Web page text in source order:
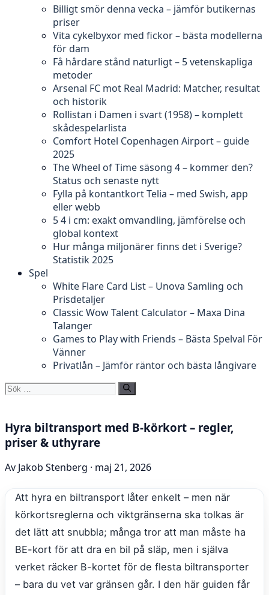
Billigt smör denna vecka – jämför butikernas
priser
Vita cykelbyxor med fickor – bästa modellerna
för dam
Få hårdare stånd naturligt – 5 vetenskapliga
metoder
Arsenal FC mot Real Madrid: Matcher, resultat
och historik
Rollistan i Damen i svart (1958) – komplett
skådespelarlista
Comfort Hotel Copenhagen Airport – guide
2025
The Wheel of Time säsong 4 – kommer den?
Status och senaste nytt
Fylla på kontantkort Telia – med Swish, app
eller webb
5 4 i cm: exakt omvandling, jämförelse och
global kontext
Hur många miljonärer finns det i Sverige?
Statistik 2025
Spel
White Flare Card List – Unova Samling och
Prisdetaljer
Classic Wow Talent Calculator – Maxa Dina
Talanger
Games to Play with Friends – Bästa Spelval För
Vänner
Privatlån – Jämför räntor och bästa långivare
Sök
Hyra biltransport med B-körkort – regler,
priser & uthyrare
Av Jakob Stenberg · maj 21, 2026
Att hyra en biltransport låter enkelt – men när
körkortsreglerna och viktgränserna ska tolkas är
det lätt att snubbla; många tror att man måste ha
BE-kort för att dra en bil på släp, men i själva
verket räcker B-kortet för de flesta biltransporter
– bara du vet var gränsen går. I den här guiden får